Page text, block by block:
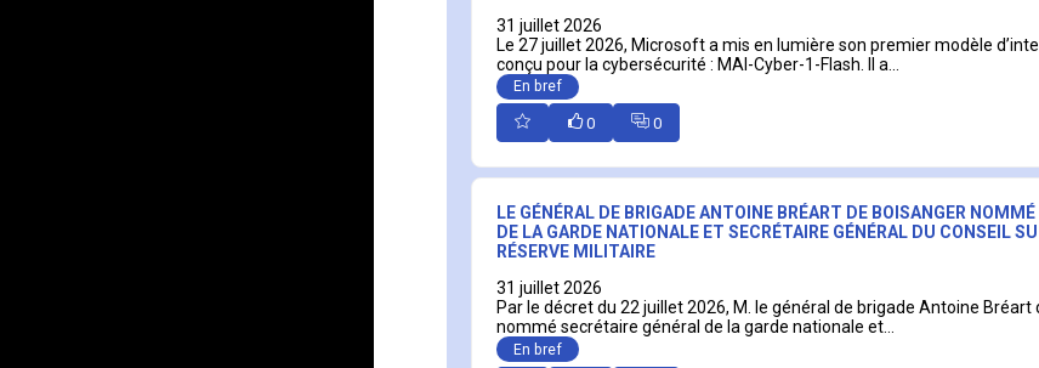
31 juillet 2026
Le 27 juillet 2026, Microsoft a mis en lumière son premier modèle
conçu pour la cybersécurité : MAI-Cyber-1-Flash. Il a...
En bref
0 0
LE GÉNÉRAL DE BRIGADE ANTOINE BRÉART DE BOISANGER
DE LA GARDE NATIONALE ET SECRÉTAIRE GÉNÉRAL DU CONSEIL
RÉSERVE MILITAIRE
31 juillet 2026
Par le décret du 22 juillet 2026, M. le général de brigade Antoine Bréart
nommé secrétaire général de la garde nationale et...
En bref